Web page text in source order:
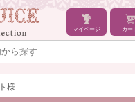
マイページ カー
様